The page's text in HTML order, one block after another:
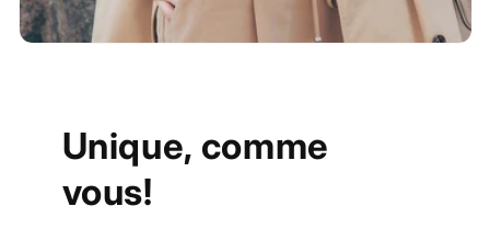
Unique, comme
vous!